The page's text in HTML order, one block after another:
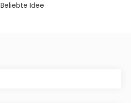
Beliebte Idee